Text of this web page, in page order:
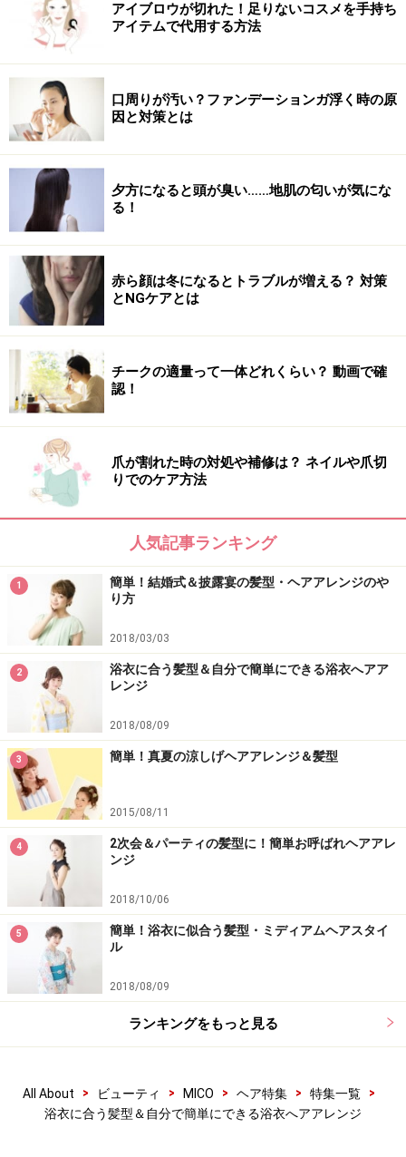
アイブロウが切れた！足りないコスメを手持ち
アイテムで代用する方法
口周りが汚い？ファンデーションガ浮く時の原
因と対策とは
夕方になると頭が臭い……地肌の匂いが気にな
る！
赤ら顔は冬になるとトラブルが増える？ 対策
とNGケアとは
チークの適量って一体どれくらい？ 動画で確
認！
爪が割れた時の対処や補修は？ ネイルや爪切
りでのケア方法
人気記事ランキング
1
簡単！結婚式＆披露宴の髪型・ヘアアレンジのや
り方
2018/03/03
2
浴衣に合う髪型＆自分で簡単にできる浴衣へアア
レンジ
2018/08/09
3 簡単！真夏の涼しげヘアアレンジ＆髪型
2015/08/11
4
2次会＆パーティの髪型に！簡単お呼ばれヘアアレ
ンジ
2018/10/06
5
簡単！浴衣に似合う髪型・ミディアムヘアスタイ
ル
2018/08/09
ランキングをもっと見る
All About > ビューティ > MICO > ヘア特集 > 特集一覧
>
浴衣に合う髪型＆自分で簡単にできる浴衣へアアレンジ